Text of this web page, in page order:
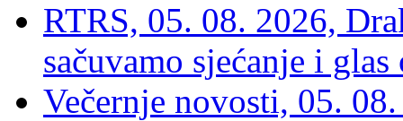
RTRS, 05. 08. 2026,
sačuvamo sjećanje i
Večernje novosti, 05.